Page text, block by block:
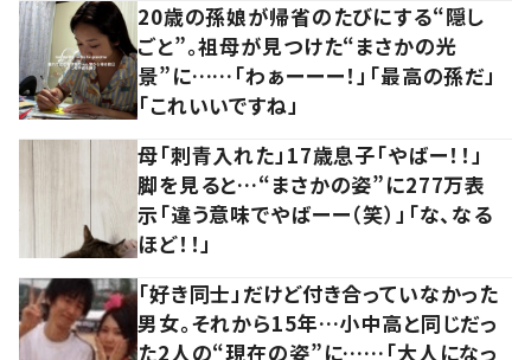
20歳の孫娘が帰省のたびにする“隠し
ごと”。祖母が見つけた“まさかの光
景”に……「わぁーーー！」「最高の孫だ」
「これいいですね」
母「刺青入れた」17歳息子「やばー！！」
脚を見ると…“まさかの姿”に277万表
示「違う意味でやばーー（笑）」「な、なる
ほど！！」
「好き同士」だけど付き合っていなかった
男女。それから15年…小中高と同じだっ
た2人の“現在の姿”に……「大人になっ